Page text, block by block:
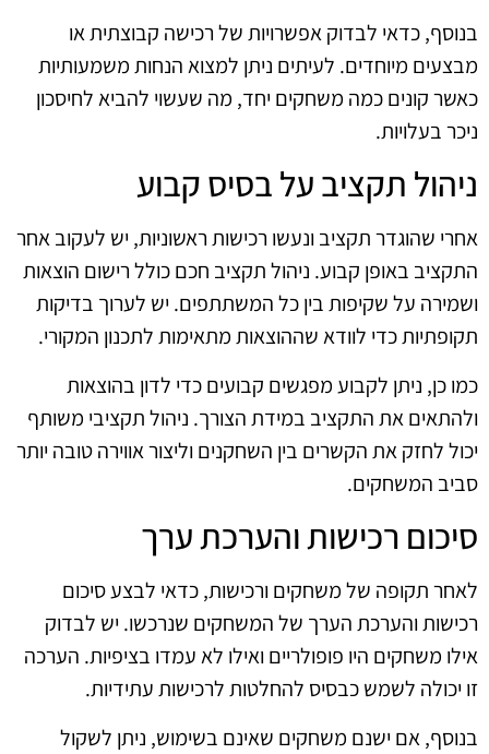
בנוסף, כדאי לבדוק אפשרויות של רכישה קבוצתית או
מבצעים מיוחדים. לעיתים ניתן למצוא הנחות משמעותיות
כאשר קונים כמה משחקים יחד, מה שעשוי להביא לחיסכון
ניכר בעלויות.
ניהול תקציב על בסיס קבוע
אחרי שהוגדר תקציב ונעשו רכישות ראשוניות, יש לעקוב אחר
התקציב באופן קבוע. ניהול תקציב חכם כולל רישום הוצאות
ושמירה על שקיפות בין כל המשתתפים. יש לערוך בדיקות
תקופתיות כדי לוודא שההוצאות מתאימות לתכנון המקורי.
כמו כן, ניתן לקבוע מפגשים קבועים כדי לדון בהוצאות
ולהתאים את התקציב במידת הצורך. ניהול תקציבי משותף
יכול לחזק את הקשרים בין השחקנים וליצור אווירה טובה יותר
סביב המשחקים.
סיכום רכישות והערכת ערך
לאחר תקופה של משחקים ורכישות, כדאי לבצע סיכום
רכישות והערכת הערך של המשחקים שנרכשו. יש לבדוק
אילו משחקים היו פופולריים ואילו לא עמדו בציפיות. הערכה
זו יכולה לשמש כבסיס להחלטות לרכישות עתידיות.
בנוסף, אם ישנם משחקים שאינם בשימוש, ניתן לשקול